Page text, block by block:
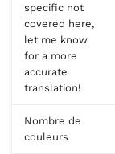
specific not
covered here,
let me know
for a more
accurate
translation!
Nombre de
couleurs